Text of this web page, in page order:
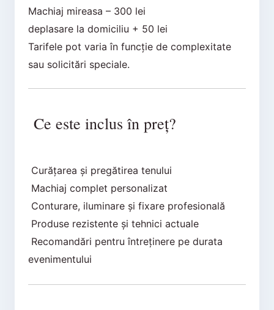
Machiaj mireasa – 300 lei
deplasare la domiciliu + 50 lei
Tarifele pot varia în funcție de complexitate
sau solicitări speciale.
Ce este inclus în preț?
Curățarea și pregătirea tenului
Machiaj complet personalizat
Conturare, iluminare și fixare profesională
Produse rezistente și tehnici actuale
Recomandări pentru întreținere pe durata
evenimentului